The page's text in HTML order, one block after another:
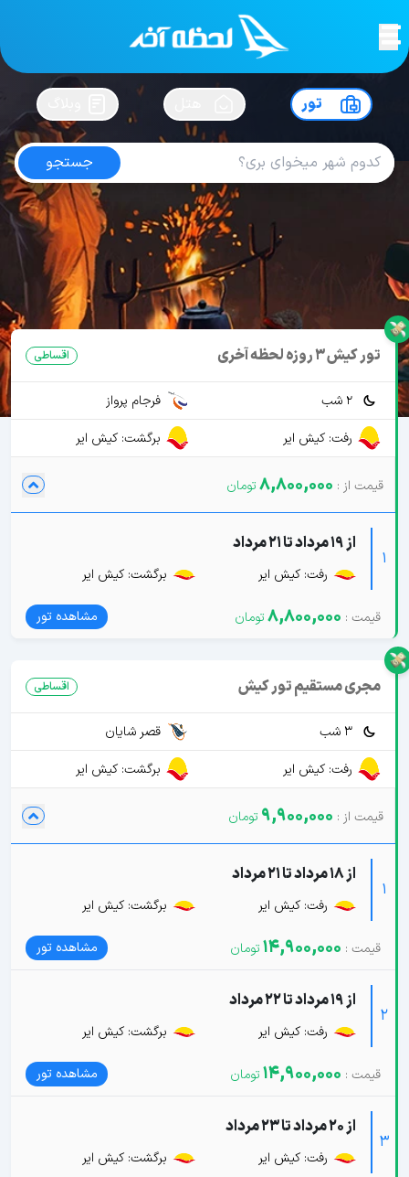
لحظه آخرسفرت رو بساز !
تور
جستجو
تور کیش هتل آرامیس پلاس
4.2 از5| از102 کاربر
تور داخلی
تور کیش
تور کیش هتل آرامیس پلاس
تور کیش 3 روزه لحظه آخری اقساطی
2 شب
فرجام پرواز
رفت: کیش ایر
برگشت: کیش ایر
8,800,000
1
از 19 مرداد تا 21 مرداد
رفت: کیش ایر برگشت: کیش ایر
8,800,000 مشاهده تور
مجری مستقیم تور کیش اقساطی
3 شب
قصر شایان
رفت: کیش ایر
برگشت: کیش ایر
9,900,000
1
از 18 مرداد تا 21 مرداد
رفت: کیش ایر برگشت: کیش ایر
14,900,000 مشاهده تور
2
از 19 مرداد تا 22 مرداد
رفت: کیش ایر برگشت: کیش ایر
14,900,000 مشاهده تور
3
از 20 مرداد تا 23 مرداد
رفت: کیش ایر برگشت: کیش ایر